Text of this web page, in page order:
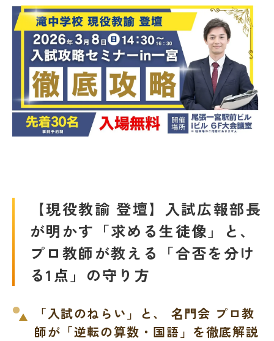
会社概要プライバシーポリシー
カスタマーハラスメントに対する基本方針
リソー教育グループについて
名門会 公式SNS
資料請求・お問い合わせ
企業・メディアの方はこちら
【現役教諭 登壇】入試広報部長
が明かす「求める生徒像」と、
プロ教師が教える「合否を分け
る1点」の守り方
「入試のねらい」と、 名門会 プロ教
師が「逆転の算数・国語」を徹底解説